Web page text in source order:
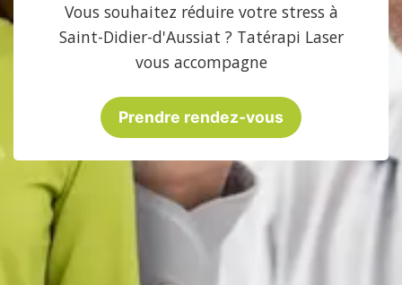
Vous souhaitez réduire votre stress à
Saint-Didier-d'Aussiat ? Tatérapi Laser
vous accompagne
Prendre rendez-vous